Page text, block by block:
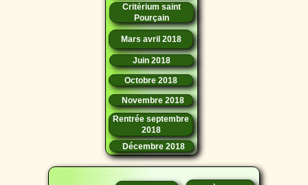
Décembre 2018
Novembre 2018
Octobre 2018
Rentrée septembre
2018
Juin 2018
Mars avril 2018
Critérium saint
Pourçain